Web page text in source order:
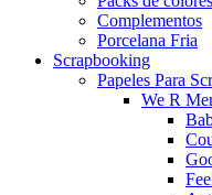
Complementos
Porcelana Fria
Scrapbooking
Papeles Para
We R